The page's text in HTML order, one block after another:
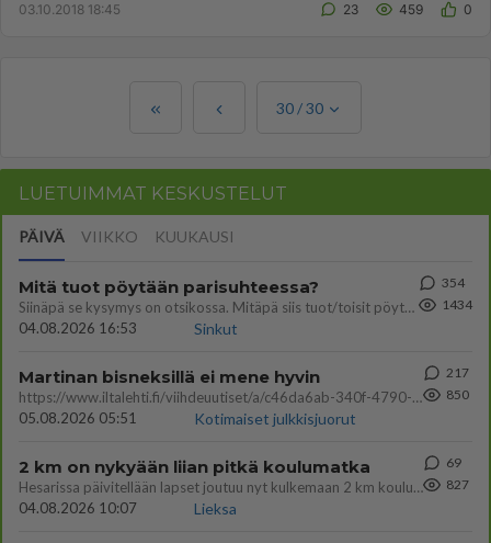
03.10.2018 18:45 23 459 0
30 /30
LUETUIMMAT KESKUSTELUT
PÄIVÄ VIIKKO KUUKAUSI
Mitä tuot pöytään parisuhteessa?
Siinäpä se kysymys on otsikossa. Mitäpä siis tuot/toisit pöytään parisuhteessa? Oletko mies vai nainen? Koetko sen mitä
04.08.2026 16:53
Sinkut
354
1434
Martinan bisneksillä ei mene hyvin
https://www.iltalehti.fi/viihdeuutiset/a/c46da6ab-340f-4790-aaa7-0865eed2336 Yrityksen konkurssihakemus on tullut kärä
05.08.2026 05:51
Kotimaiset julkkisjuorut
217
850
2 km on nykyään liian pitkä koulumatka
Hesarissa päivitellään lapset joutuu nyt kulkemaan 2 km kouluun jösses. Ruostefillarilla tuo matka menee vaikka miten äk
04.08.2026 10:07
Lieksa
69
827